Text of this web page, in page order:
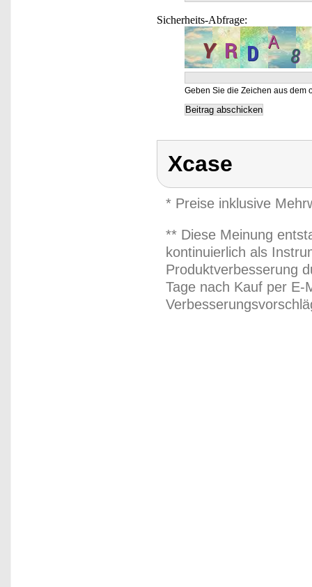
Sicherheits-Abfrage:
Geben Sie die Zeichen aus dem
Xcase
* Preise inklusive
** Diese Meinung
kontinuierlich als
Produktverbesserung
Tage nach Kauf per E-